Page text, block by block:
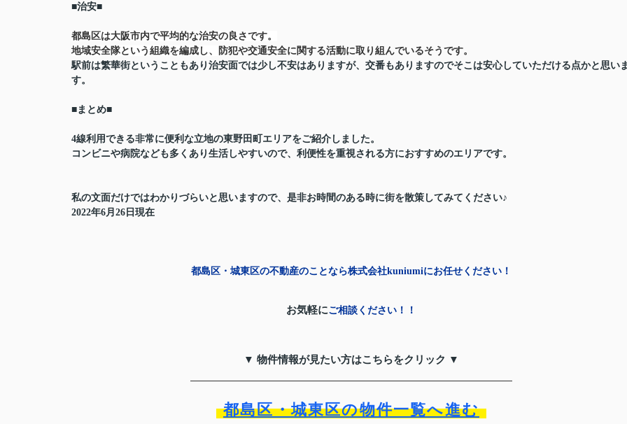
■治安■
都島区は大阪市内で平均的な治安の良さです。
地域安全隊という組織を編成し、
防犯や交通安全に関する活動に取り組んでいるそうです。
駅前は繁華街ということもあり治安面では少し不安はありますが、交番もありますのでそこは安心していただける点かと思い
す。
■まとめ■
4線利用できる非常に便利な立地の東野田町エリアをご紹介しました。
コンビニや病院なども多くあり生活しやすいので、利便性を重視される方におすすめのエリアです。
私の文面だけではわかりづらいと思いますので、是非お時間のある時に街を散策してみてください♪
2022年6月26日現在
都島区・城東区の不動産のことなら株式会社kuniumiにお任せください！
お気軽にご相談ください！！
▼ 物件情報が見たい方はこちらをクリック ▼
都島区・城東区の物件一覧へ進む